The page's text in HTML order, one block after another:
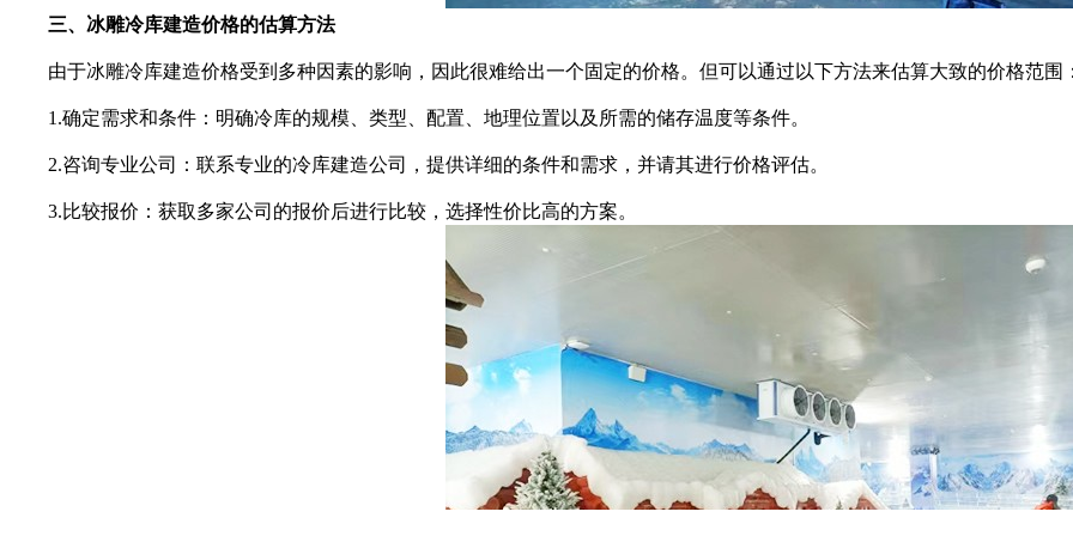
三、冰雕冷库建造价格的估算方法
由于冰雕冷库建造价格受到多种因素的影响，因此很难给出一个固定的价格。但可以通过以下方法来估算大致的价格范围
1.确定需求和条件：明确冷库的规模、类型、配置、地理位置以及所需的储存温度等条件。
2.咨询专业公司：联系专业的冷库建造公司，提供详细的条件和需求，并请其进行价格评估。
3.比较报价：获取多家公司的报价后进行比较，选择性价比高的方案。